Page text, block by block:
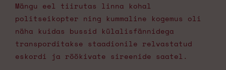
Mängu eel tiirutas linna kohal
politseikopter ning kummaline kogemus oli
näha kuidas bussid külalisfännidega
transporditakse staadionile relvastatud
eskordi ja röökivate sireenide saatel.